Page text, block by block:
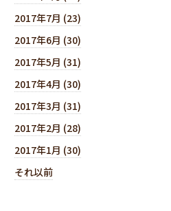
2017年7月 (23)
2017年6月 (30)
2017年5月 (31)
2017年4月 (30)
2017年3月 (31)
2017年2月 (28)
2017年1月 (30)
それ以前